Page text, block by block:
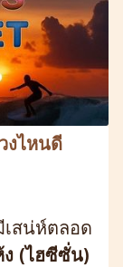
งไหนดี
สน่ห์ตลอด
(ไฮซีซั่น)